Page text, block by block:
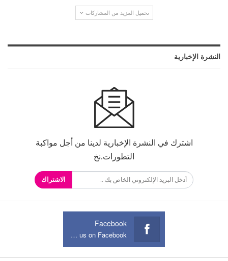
تحميل المزيد من المشاركات
النشرة الإخبارية
اشترك في النشرة الإخبارية لدينا من أجل مواكبة
التطورات.نخ
الاشتراك
Facebook
Join us on Facebook